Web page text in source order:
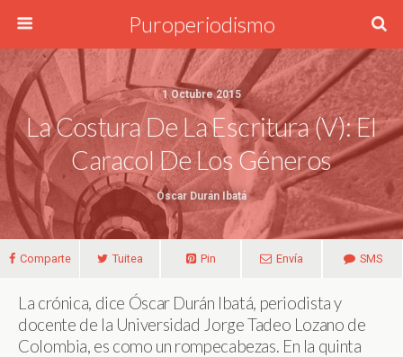
Puroperiodismo
1 Octubre 2015
La Costura De La Escritura (V): El
Caracol De Los Géneros
Óscar Durán Ibatá
Comparte Tuitea Pin Envía SMS
La crónica, dice Óscar Durán Ibatá, periodista y
docente de la Universidad Jorge Tadeo Lozano de
Colombia, es como un rompecabezas. En la quinta